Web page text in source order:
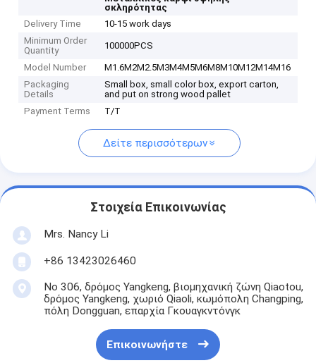
σκληρότητας
Delivery Time
10-15 work days
Minimum Order
Quantity
100000PCS
Model Number
M1.6M2M2.5M3M4M5M6M8M10M12M14M16
Packaging
Details
Small box, small color box, export carton,
and put on strong wood pallet
Payment Terms
T/T
Δείτε περισσότερων
Στοιχεία Επικοινωνίας
Mrs. Nancy Li
+86 13423026460
Νο 306, δρόμος Yangkeng, βιομηχανική ζώνη Qiaotou,
δρόμος Yangkeng, χωριό Qiaoli, κωμόπολη Changping,
πόλη Dongguan, επαρχία Γκουαγκντόνγκ
Επικοινωνήστε